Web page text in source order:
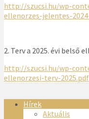
http://szucsi.hu/wp-
ellenorzes-jelentes-
2. Terv a 2025. évi belső
http://szucsi.hu/wp-
ellenorzesi-terv-2025.pdf
Hírek
Aktuális